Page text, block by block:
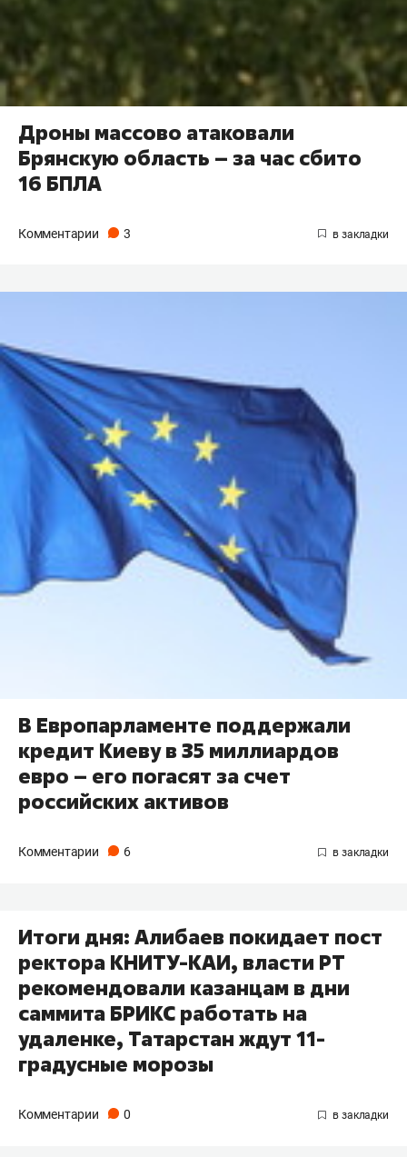
Дроны массово атаковали
Брянскую область – за час сбито
16 БПЛА
Комментарии 3
В Европарламенте поддержали
кредит Киеву в 35 миллиардов
евро – его погасят за счет
российских активов
Комментарии 6
Итоги дня: Алибаев покидает пост
ректора КНИТУ-КАИ, власти РТ
рекомендовали казанцам в дни
саммита БРИКС работать на
удаленке, Татарстан ждут 11-
градусные морозы
Комментарии 0